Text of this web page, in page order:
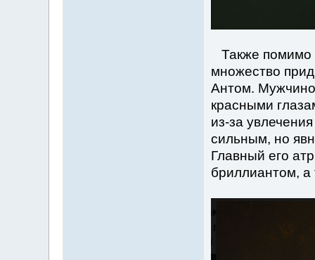
Также помимо
множество
Антом.
красными
из-за
сильным, но
Главный его
бриллиантом, а